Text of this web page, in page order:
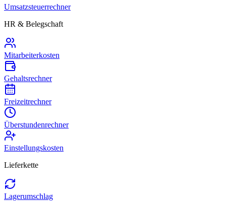
Umsatzsteuerrechner
HR & Belegschaft
Mitarbeiterkosten
Gehaltsrechner
Freizeitrechner
Überstundenrechner
Einstellungskosten
Lieferkette
Lagerumschlag